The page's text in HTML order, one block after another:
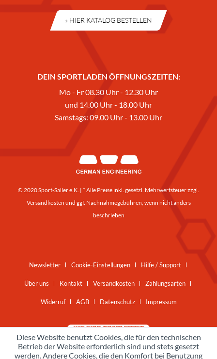
» HIER KATALOG BESTELLEN
DEIN SPORTLADEN ÖFFNUNGSZEITEN:
Mo - Fr 08.30 Uhr - 12.30 Uhr
und 14.00 Uhr - 18.00 Uhr
Samstags: 09.00 Uhr - 13.00 Uhr
© 2020 Sport-Saller e.K. | * Alle Preise inkl. gesetzl. Mehrwertsteuer zzgl.
Versandkosten und ggf. Nachnahmegebühren, wenn nicht anders
beschrieben
Newsletter Cookie-Einstellungen Hilfe / Support
Über uns Kontakt Versandkosten Zahlungsarten
Widerruf AGB Datenschutz Impressum
Diese Website benutzt Cookies, die für den technischen
Betrieb der Website erforderlich sind und stets gesetzt
werden. Andere Cookies, die den Komfort bei Benutzung